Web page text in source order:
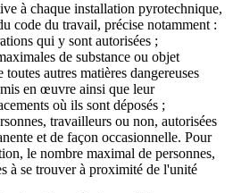
à chaque installation pyrotechnique,
code du travail, précise notamment :
qui y sont autorisées ;
de substance ou objet
autres matières dangereuses
en œuvre ainsi que leur
où ils sont déposés ;
travailleurs ou non, autorisées
et de façon occasionnelle. Pour
le nombre maximal de personnes,
à se trouver à proximité de l'unité